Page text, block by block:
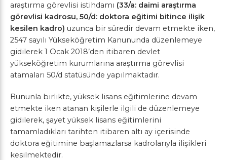
araştırma görevlisi istihdamı (33/a: daimi araştırma
görevlisi kadrosu, 50/d: doktora eğitimi bitince ilişik
kesilen kadro) uzunca bir süredir devam etmekte iken,
2547 sayılı Yükseköğretim Kanununda düzenlemeye
gidilerek 1 Ocak 2018’den itibaren devlet
yükseköğretim kurumlarına araştırma görevlisi
atamaları 50/d statüsünde yapılmaktadır.
Bununla birlikte, yüksek lisans eğitimlerine devam
etmekte iken atanan kişilerle ilgili de düzenlemeye
gidilerek, şayet yüksek lisans eğitimlerini
tamamladıkları tarihten itibaren altı ay içerisinde
doktora eğitimine başlamazlarsa kadrolarıyla ilişikleri
kesilmektedir.